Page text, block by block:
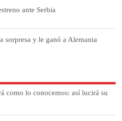
ante Serbia
sorpresa y le ganó a Alemania
como lo conocemos: así lucirá su